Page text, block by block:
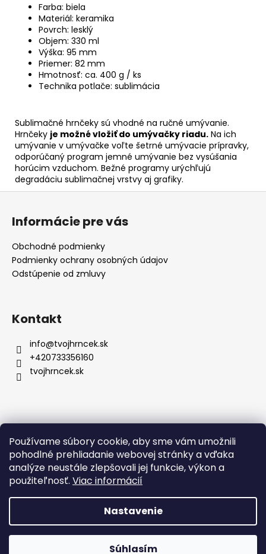
Používame súbory cookie, aby sme vám umožnili
pohodlné prehliadanie webovej stránky a vďaka
analýze neustále zlepšovali jej funkcie, výkon a
použiteľnosť. Viac informácií
Nastavenie
Súhlasím
Farba: biela
Materiál: keramika
Povrch: lesklý
Objem: 330 ml
Výška: 95 mm
Priemer: 82 mm
Hmotnosť: ca. 400 g / ks
Technika potlače: sublimácia
Sublimačné hrnčeky sú vhodné na ručné umývanie.
Hrnčeky je možné vložiť do umývačky riadu. Na ich
umývanie v umývačke voľte šetrné umývacie prípravky,
odporúčaný program jemné umývanie bez vysúšania
horúcim vzduchom. Bežné programy urýchľujú
degradáciu sublimačnej vrstvy aj grafiky.
Z
Informácie pre vás
Obchodné podmienky
Podmienky ochrany osobných údajov
Odstúpenie od zmluvy
Kontakt
info@tvojhrncek.sk
+420733356160
tvojhrncek.sk
Posledné hodnotenie produktov
Hodnotenie produktu je 5 z 5 hviezdičiek.
| Zuzana Gdulova
TvojHrncek.sk. Všetky práva vyhradené.